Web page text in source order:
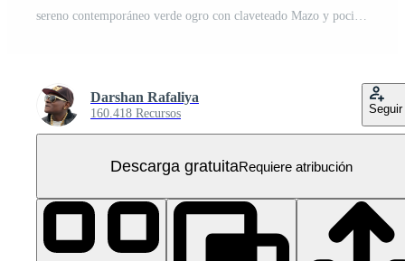
sereno contemporáneo verde ogro con claveteado Mazo y poción detallado PNG Gratis
Darshan Rafaliya
160.418 Recursos Seguir
Descarga gratuitaRequiere atribución